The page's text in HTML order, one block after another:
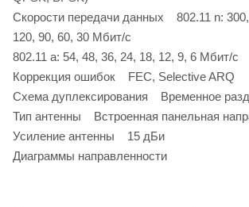
Скорости передачи данных 802.11 n: 300,
120, 90, 60, 30 Мбит/с
802.11 a: 54, 48, 36, 24, 18, 12, 9, 6 Мбит/с
Коррекция ошибок FEC, Selective ARQ
Схема дуплексирования Временное
Тип антенны Встроенная панельная
Усиление антенны 15 дБи
Диаграммы направленности